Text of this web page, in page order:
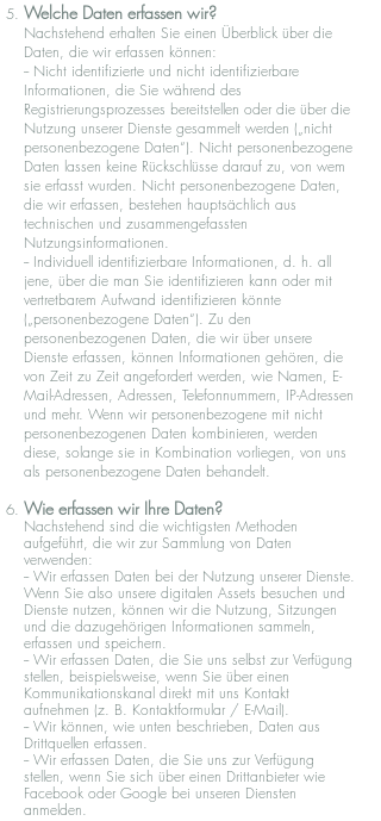
Welche Daten erfassen wir?
Nachstehend erhalten Sie einen Überblick über die
Daten, die wir erfassen können:
-- Nicht identifizierte und nicht identifizierbare
Informationen, die Sie während des
Registrierungsprozesses bereitstellen oder die über die
Nutzung unserer Dienste gesammelt werden („nicht
personenbezogene Daten“). Nicht personenbezogene
Daten lassen keine Rückschlüsse darauf zu, von wem
sie erfasst wurden. Nicht personenbezogene Daten,
die wir erfassen, bestehen hauptsächlich aus
technischen und zusammengefassten
Nutzungsinformationen.
-- Individuell identifizierbare Informationen, d. h. all
jene, über die man Sie identifizieren kann oder mit
vertretbarem Aufwand identifizieren könnte
(„personenbezogene Daten“). Zu den
personenbezogenen Daten, die wir über unsere
Dienste erfassen, können Informationen gehören, die
von Zeit zu Zeit angefordert werden, wie Namen, E-
Mail-Adressen, Adressen, Telefonnummern, IP-Adressen
und mehr. Wenn wir personenbezogene mit nicht
personenbezogenen Daten kombinieren, werden
diese, solange sie in Kombination vorliegen, von uns
als personenbezogene Daten behandelt.
Wie erfassen wir Ihre Daten?
Nachstehend sind die wichtigsten Methoden
aufgeführt, die wir zur Sammlung von Daten
verwenden:
-- Wir erfassen Daten bei der Nutzung unserer Dienste.
Wenn Sie also unsere digitalen Assets besuchen und
Dienste nutzen, können wir die Nutzung, Sitzungen
und die dazugehörigen Informationen sammeln,
erfassen und speichern.
-- Wir erfassen Daten, die Sie uns selbst zur Verfügung
stellen, beispielsweise, wenn Sie über einen
Kommunikationskanal direkt mit uns Kontakt
aufnehmen (z. B. Kontaktformular / E-Mail).
-- Wir können, wie unten beschrieben, Daten aus
Drittquellen erfassen.
-- Wir erfassen Daten, die Sie uns zur Verfügung
stellen, wenn Sie sich über einen Drittanbieter wie
Facebook oder Google bei unseren Diensten
anmelden.